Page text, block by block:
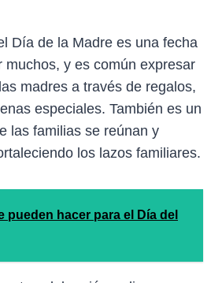
Día de la Madre es una fecha
muchos, y es común expresar
madres a través de regalos,
especiales. También es un
las familias se reúnan y
los lazos familiares.
pueden hacer para el Día del